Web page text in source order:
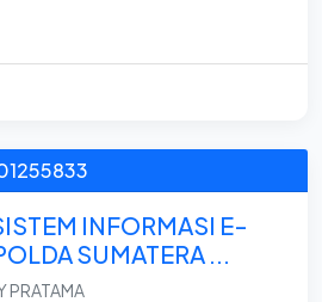
INFORMASI E-
SUMATERA ...
PRATAMA